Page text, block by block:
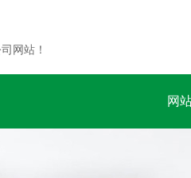
网站！
网